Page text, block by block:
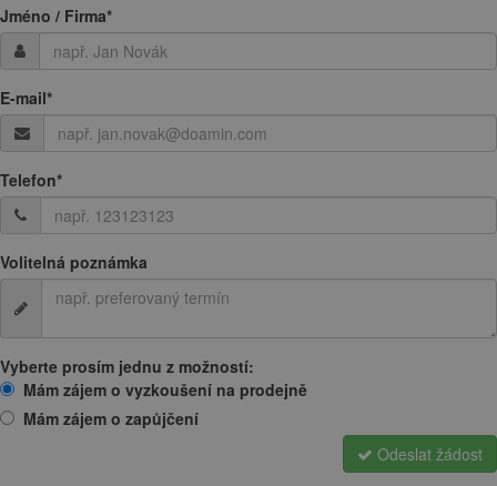
Jméno / Firma*
E-mail*
Telefon*
Volitelná poznámka
Vyberte prosím jednu z možností:
Mám zájem o vyzkoušení na prodejně
Mám zájem o zapůjčení
Odeslat žádost